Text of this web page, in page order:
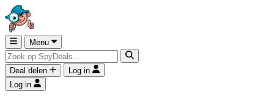
Menu
Deal delen
Log in
Log in